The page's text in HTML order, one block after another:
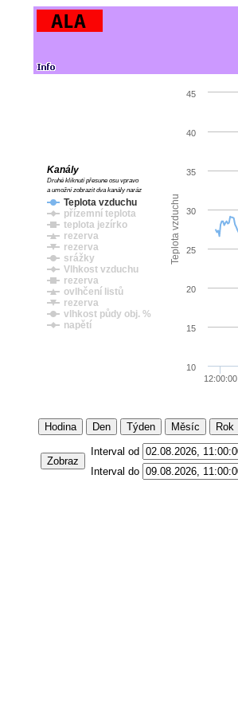
Teplota vzduchu
Teplota vzduchu
přízemní teplota
teplota jezírko
rezerva
rezerva
srážky
Vlhkost vzduchu
rezerva
ovlhčení listů
rezerva
vlhkost půdy obj. %
napětí
Kanály
Druhé kliknutí přesune osu vpravo
a umožní zobrazit dva kanály naráz
12:00:00
10
15
20
25
30
35
40
45
Hodina Den Týden Měsíc Rok
Zobraz
Interval od
Interval do